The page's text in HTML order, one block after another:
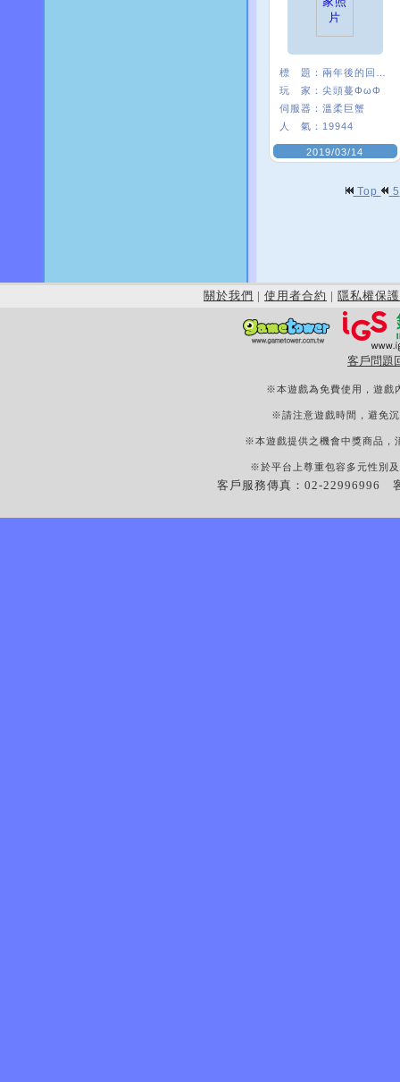
標 題：
玩 家： 尖頭蔓ΦωΦ
伺服器： 溫柔巨蟹
人 氣： 19944
2019/03/14
Top 5
關於我們 | 使用者合約 | 隱私權保護
客戶問題
※本遊戲為免費使用，遊戲
※請注意遊戲時間，避免
※本遊戲提供之機會中獎商品，
※於平台上尊重包容多元性別
客戶服務傳真：02-22996996